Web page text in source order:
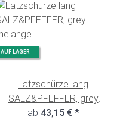
AUF LAGER
Latzschürze lang
SALZ&PFEFFER, grey
melange
ab 43,15 € *